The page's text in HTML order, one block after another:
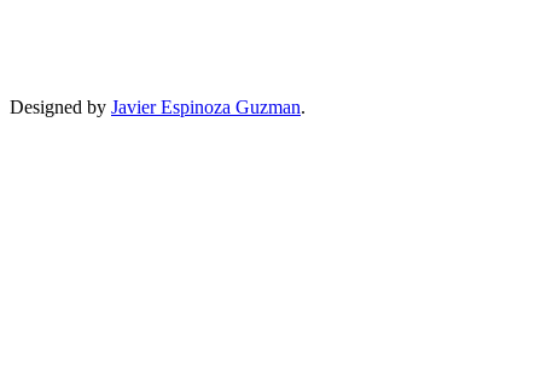
Designed by Javier Espinoza Guzman.